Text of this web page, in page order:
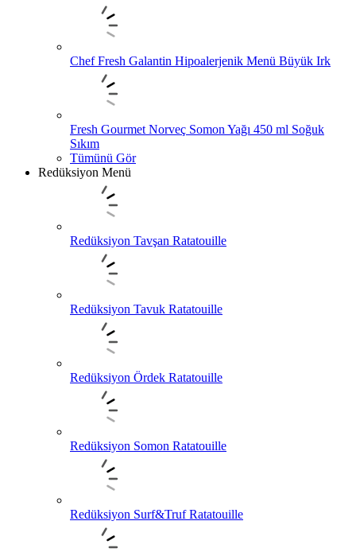
Chef Fresh Galantin Hipoalerjenik Menü Büyük Irk
Fresh Gourmet Norveç Somon Yağı 450 ml Soğuk
Sıkım
Tümünü Gör
Redüksiyon Menü
Redüksiyon Tavşan Ratatouille
Redüksiyon Tavuk Ratatouille
Redüksiyon Ördek Ratatouille
Redüksiyon Somon Ratatouille
Redüksiyon Surf&Truf Ratatouille